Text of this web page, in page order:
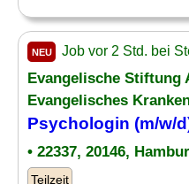
NEU Job vor 2 Std. bei
Evangelische Stiftung
Evangelisches
Psychologin (m/w/
• 22337, 20146,
Teilzeit